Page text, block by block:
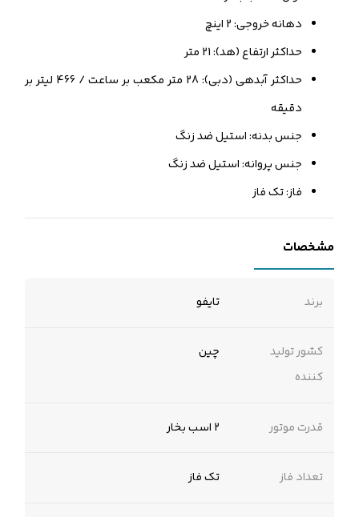
دهانه خروجی: 2 اینچ
حداکثر ارتفاع (هد): 21 متر
حداکثر آبدهی (دبی): 28 متر مکعب بر ساعت / 466 لیتر بر
دقیقه
جنس بدنه: استیل ضد زنگ
جنس پروانه: استیل ضد زنگ
فاز: تک فاز
مشخصات
برند تایفو
کشور تولید
کننده
چین
قدرت موتور ۲ اسب بخار
تعداد فاز تک فاز